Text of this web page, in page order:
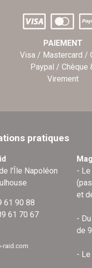
PAIEMENT
Visa / Mastercard /
Paypal / Chèque
Virement
pratiques
l'Île Napoléon
61 90 88
61 70 67
raid.com
- Le
et
-
de
-